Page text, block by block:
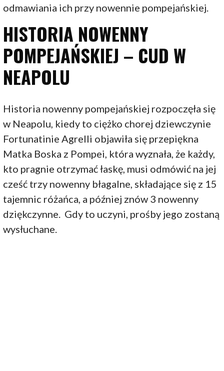
odmawiania ich przy nowennie pompejańskiej.
HISTORIA NOWENNY
POMPEJAŃSKIEJ – CUD W
NEAPOLU
Historia nowenny pompejańskiej rozpoczęła się
w Neapolu, kiedy to ciężko chorej dziewczynie
Fortunatinie Agrelli objawiła się przepiękna
Matka Boska z Pompei, która wyznała, że każdy,
kto pragnie otrzymać łaskę, musi odmówić na jej
cześć trzy nowenny błagalne, składające się z 15
tajemnic różańca, a później znów 3 nowenny
dziękczynne. Gdy to uczyni, prośby jego zostaną
wysłuchane.